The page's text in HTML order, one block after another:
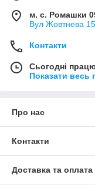
м. с. Ромашки
Вул Жовтнева
Контакти
Сьогодні
Показати весь
Про нас
Контакти
Доставка та оплата